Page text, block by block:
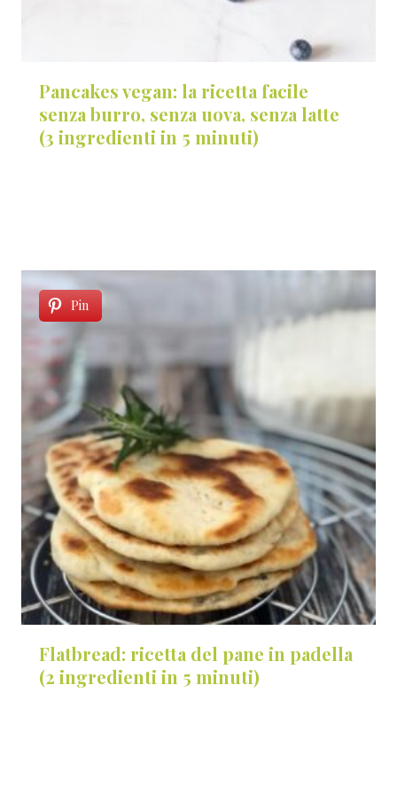
Pancakes vegan: la ricetta facile
senza burro, senza uova, senza latte
(3 ingredienti in 5 minuti)
Pin
Flatbread: ricetta del pane in padella
(2 ingredienti in 5 minuti)